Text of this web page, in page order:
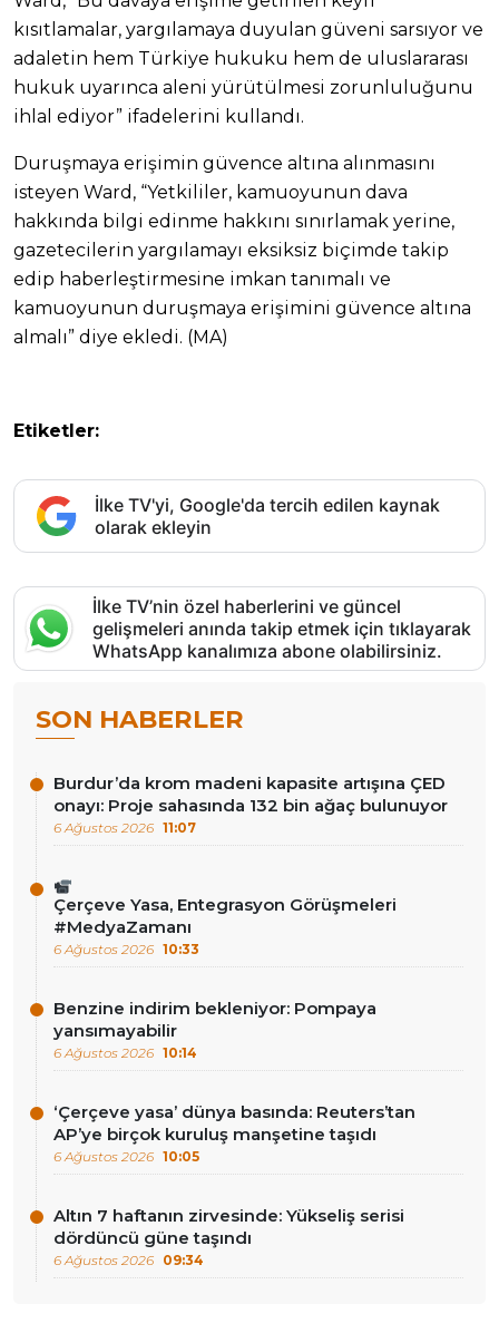
kısıtlamalar, yargılamaya duyulan güveni sarsıyor ve
adaletin hem Türkiye hukuku hem de uluslararası
hukuk uyarınca aleni yürütülmesi zorunluluğunu
ihlal ediyor” ifadelerini kullandı.
Duruşmaya erişimin güvence altına alınmasını
isteyen Ward, “Yetkililer, kamuoyunun dava
hakkında bilgi edinme hakkını sınırlamak yerine,
gazetecilerin yargılamayı eksiksiz biçimde takip
edip haberleştirmesine imkan tanımalı ve
kamuoyunun duruşmaya erişimini güvence altına
almalı” diye ekledi. (MA)
Etiketler:
İlke TV'yi, Google'da tercih edilen kaynak
olarak ekleyin
İlke TV’nin özel haberlerini ve güncel
gelişmeleri anında takip etmek için tıklayarak
WhatsApp kanalımıza abone olabilirsiniz.
SON HABERLER
Burdur’da krom madeni kapasite artışına ÇED
onayı: Proje sahasında 132 bin ağaç bulunuyor
6 Ağustos 2026 11:07
Çerçeve Yasa, Entegrasyon Görüşmeleri
#MedyaZamanı
6 Ağustos 2026 10:33
Benzine indirim bekleniyor: Pompaya
yansımayabilir
6 Ağustos 2026 10:14
‘Çerçeve yasa’ dünya basında: Reuters’tan
AP’ye birçok kuruluş manşetine taşıdı
6 Ağustos 2026 10:05
Altın 7 haftanın zirvesinde: Yükseliş serisi
dördüncü güne taşındı
6 Ağustos 2026 09:34